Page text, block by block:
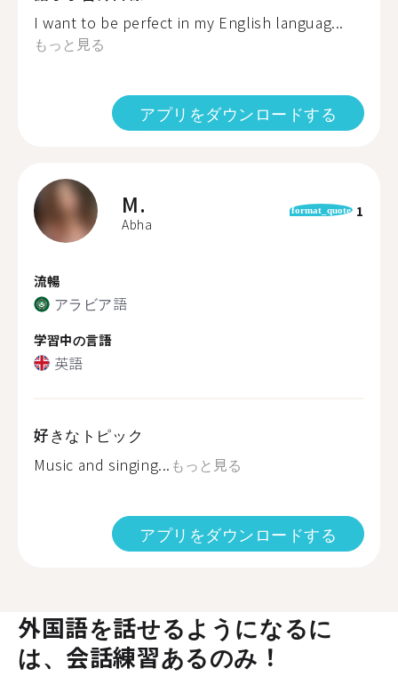
I want to be perfect in my English languag...
もっと見る
アプリをダウンロードする
M.
Abha
format_quote 1
流暢
アラビア語
学習中の言語
英語
好きなトピック
Music and singing... もっと見る
アプリをダウンロードする
外国語を話せるようになるに
は、会話練習あるのみ！